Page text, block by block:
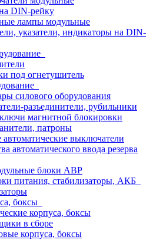
DIN-рейку
лампы модульные
указатели, индикаторы на DIN-
под огнетушитель
силового оборудования
разъединители, рубильники
магнитной блокировки
патроны
выключатели
автоматического ввода резерва
блоки АВР
питания, стабилизаторы, АКБ
боксы
корпуса, боксы
в сборе
корпуса, боксы